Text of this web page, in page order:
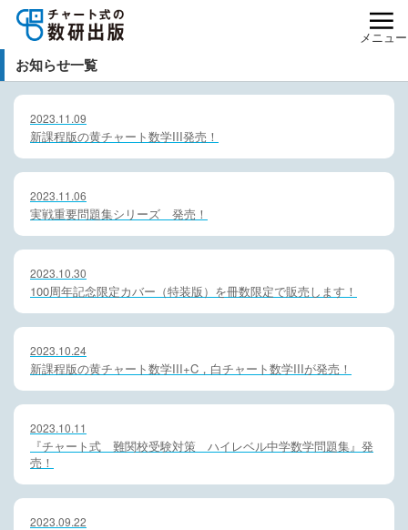
メニュー
お知らせ一覧
2023.11.09
新課程版の黄チャート数学III発売！
2023.11.06
実戦重要問題集シリーズ 発売！
2023.10.30
100周年記念限定カバー（特装版）を冊数限定で販売します！
2023.10.24
新課程版の黄チャート数学III+C，白チャート数学IIIが発売！
2023.10.11
『チャート式 難関校受験対策 ハイレベル中学数学問題集』発
売！
2023.09.22